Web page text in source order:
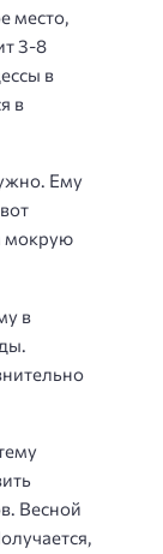
место,
3-8
в
в
Ему
мокрую
в
Весной